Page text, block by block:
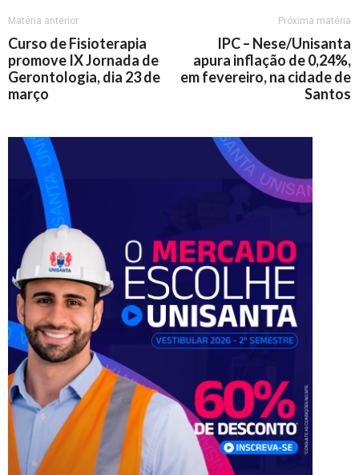
Matéria anterior
Curso de Fisioterapia
promove IX Jornada de
Gerontologia, dia 23 de
março
Próxima matéria
IPC – Nese/Unisanta
apura inflação de 0,24%,
em fevereiro, na cidade de
Santos